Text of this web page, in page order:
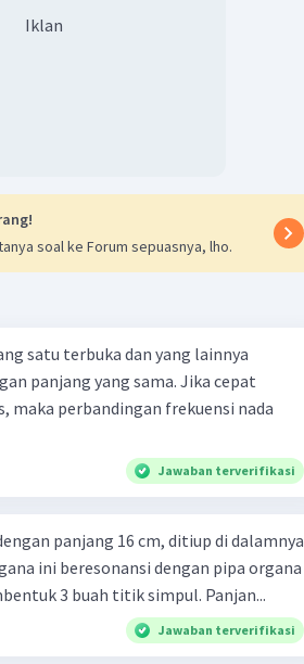
Iklan
soal ke Forum sepuasnya, lho.
satu terbuka dan yang lainnya
panjang yang sama. Jika cepat
maka perbandingan frekuensi nada
Jawaban terverifikasi
panjang 16 cm, ditiup di dalamnya
ini beresonansi dengan pipa organa
3 buah titik simpul. Panjan...
Jawaban terverifikasi